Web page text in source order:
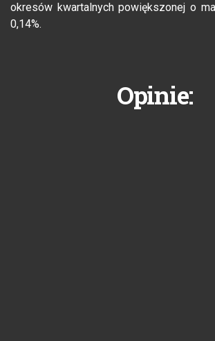
okresów kwartalnych powiększonej o
0,14%.
Opinie: